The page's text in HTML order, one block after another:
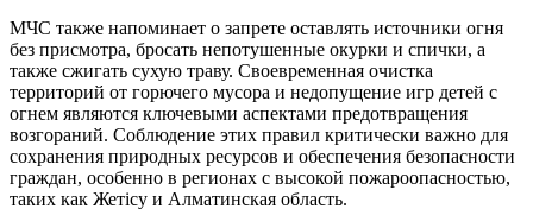
МЧС также напоминает о запрете оставлять источники огня
без присмотра, бросать непотушенные окурки и спички, а
также сжигать сухую траву. Своевременная очистка
территорий от горючего мусора и недопущение игр детей с
огнем являются ключевыми аспектами предотвращения
возгораний. Соблюдение этих правил критически важно для
сохранения природных ресурсов и обеспечения безопасности
граждан, особенно в регионах с высокой пожароопасностью,
таких как Жетісу и Алматинская область.